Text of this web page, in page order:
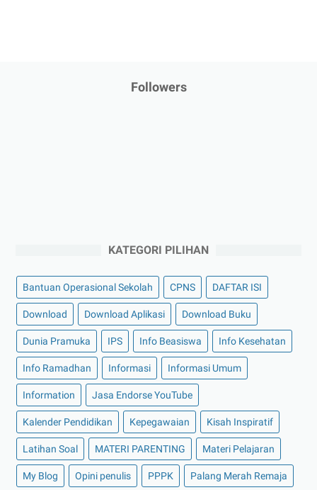
Followers
KATEGORI PILIHAN
Bantuan Operasional Sekolah CPNS DAFTAR ISI
Download Download Aplikasi Download Buku
Dunia Pramuka IPS Info Beasiswa Info Kesehatan
Info Ramadhan Informasi Informasi Umum
Information Jasa Endorse YouTube
Kalender Pendidikan Kepegawaian Kisah Inspiratif
Latihan Soal MATERI PARENTING Materi Pelajaran
My Blog Opini penulis PPPK Palang Merah Remaja